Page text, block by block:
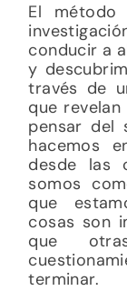
El
conducir a
y
través de
que
pensar del
hacemos
desde las
somos
que
cosas son
que
terminar.